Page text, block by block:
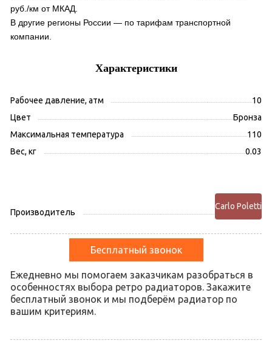
руб./км от МКАД.
В другие регионы России — по тарифам транспортной
компании.
Характеристики
Рабочее давление, атм
10
Цвет
Бронза
Максимальная температура
110
Вес, кг
0.03
Производитель
Carlo Poletti
Бесплатный звонок
Ежедневно мы помогаем заказчикам разобраться в
особенностях выбора ретро радиаторов. Закажите
бесплатный звонок и мы подберём радиатор по
вашим критериям.